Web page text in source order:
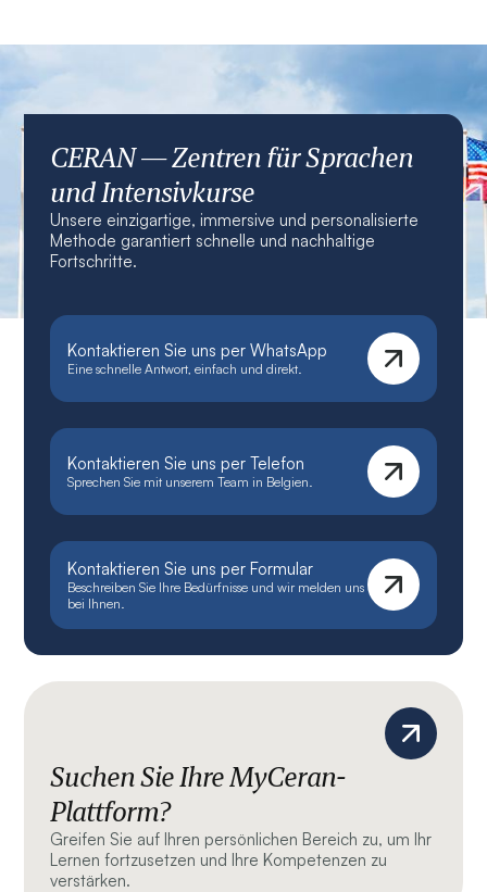
CERAN — Zentren für Sprachen
und Intensivkurse
Unsere einzigartige, immersive und personalisierte
Methode garantiert schnelle und nachhaltige
Fortschritte.
Kontaktieren Sie uns per WhatsApp
Eine schnelle Antwort, einfach und direkt.
Kontaktieren Sie uns per Telefon
Sprechen Sie mit unserem Team in Belgien.
Kontaktieren Sie uns per Formular
Beschreiben Sie Ihre Bedürfnisse und wir melden uns
bei Ihnen.
Suchen Sie Ihre MyCeran-
Plattform?
Greifen Sie auf Ihren persönlichen Bereich zu, um Ihr
Lernen fortzusetzen und Ihre Kompetenzen zu
verstärken.